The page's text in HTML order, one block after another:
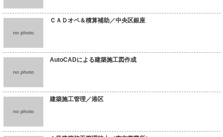
no photo
ＣＡＤオペ＆積算補助／中央区銀座
no photo
AutoCADによる建築施工図作成
no photo
建築施工管理／港区